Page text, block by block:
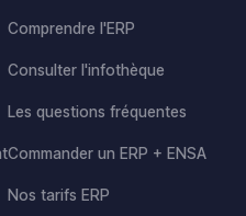
Comprendre l'ERP
Consulter l'infothèque
Les questions fréquentes
Commander un ERP + ENSA
Nos tarifs ERP